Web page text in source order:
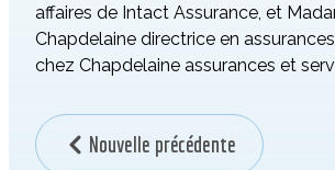
affaires de Intact Assurance, et
Chapdelaine directrice en
chez Chapdelaine assurances et
Nouvelle précédente